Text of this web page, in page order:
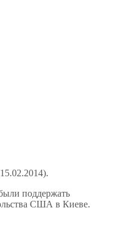
поддержать
США в Киеве.